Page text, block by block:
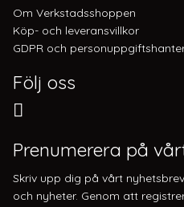
Om Verkstadsshoppen
Köp- och leveransvillkor
GDPR och
Följ oss
Prenumerera på
Skriv upp dig på vårt
och nyheter. Genom att